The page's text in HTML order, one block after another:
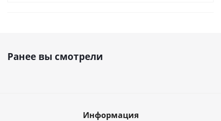
Ранее вы смотрели
Информация